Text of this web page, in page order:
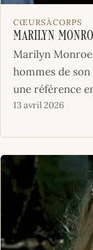
CŒURSÀCORPS
Marilyn
Marilyn
hommes de
une référence
13 avril 2026